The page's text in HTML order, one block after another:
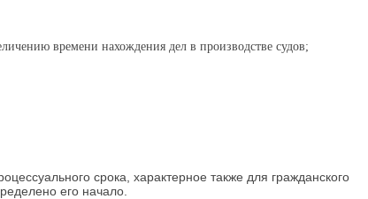
времени нахождения дел в производстве судов;
срока, характерное также для гражданского
его начало.